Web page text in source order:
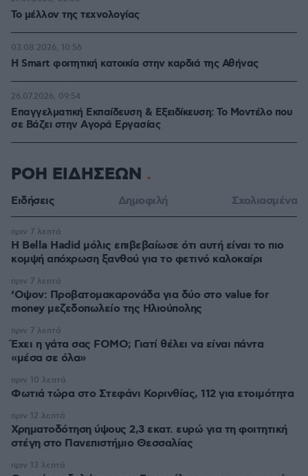
Το μέλλον της τεχνολογίας
Η Smart φοιτητική κατοικία στην καρδιά της Αθήνας
03.08.2026, 10:56
Επαγγελματική Εκπαίδευση & Εξειδίκευση: Το Mοντέλο που
σε Bάζει στην Aγορά Eργασίας
26.07.2026, 09:54
ΡΟΗ ΕΙΔΗΣΕΩΝ
Ειδήσεις Δημοφιλή Σχολιασμένα
Η Bella Hadid μόλις επιβεβαίωσε ότι αυτή είναι το πιο
κομψή απόχρωση ξανθού για το φετινό καλοκαίρι
πριν 7 λεπτά
‘Οψον: Προβατομακαρονάδα για δύο στο value for
money μεζεδοπωλείο της Ηλιούπολης
πριν 7 λεπτά
Έχει η γάτα σας FOMO; Γιατί θέλει να είναι πάντα
«μέσα σε όλα»
πριν 7 λεπτά
Φωτιά τώρα στο Στεφάνι Κορινθίας, 112 για ετοιμότητα
πριν 10 λεπτά
Χρηματοδότηση ύψους 2,3 εκατ. ευρώ για τη φοιτητική
στέγη στο Πανεπιστήμιο Θεσσαλίας
πριν 12 λεπτά
πριν 13 λεπτά